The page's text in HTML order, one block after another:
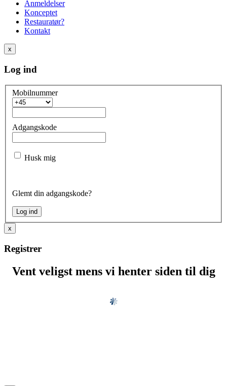
Anmeldelser
Konceptet
Restauratør?
Kontakt
x
Log ind
Mobilnummer
Adgangskode
Husk mig
Glemt din adgangskode?
x
Registrer
Vent veligst mens vi henter siden til dig